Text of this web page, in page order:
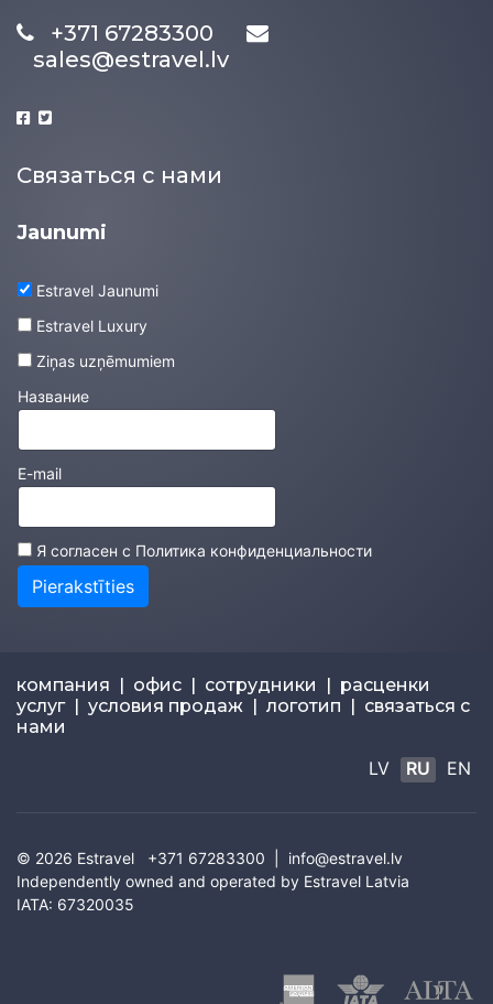
+371 67283300
sales@estravel.lv
Связаться с нами
Jaunumi
Estravel Jaunumi
Estravel Luxury
Ziņas uzņēmumiem
Название
E-mail
Я согласен с Политика конфиденциальности
Pierakstīties
компания | офис | сотрудники | расценки
услуг| условия продаж | логотип | связаться с
нами
LV RU EN
© 2026 Estravel +371 67283300 | info@estravel.lv
Independently owned and operated by Estravel Latvia
IATA: 67320035